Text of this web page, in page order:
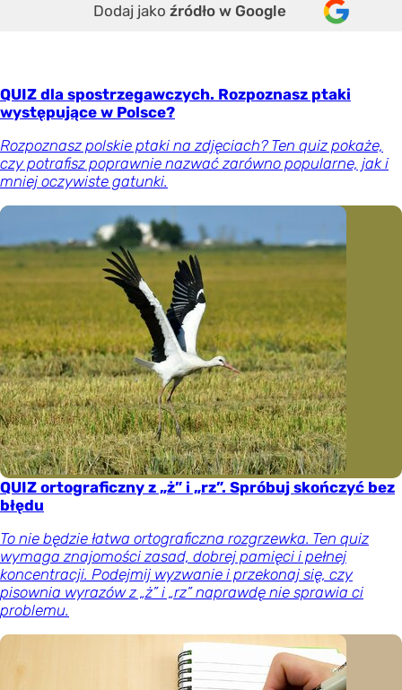
Dodaj jako źródło w Google
QUIZ dla spostrzegawczych. Rozpoznasz ptaki
występujące w Polsce?
Rozpoznasz polskie ptaki na zdjęciach? Ten quiz pokaże,
czy potrafisz poprawnie nazwać zarówno popularne, jak i
mniej oczywiste gatunki.
QUIZ ortograficzny z „ż” i „rz”. Spróbuj skończyć bez
błędu
To nie będzie łatwa ortograficzna rozgrzewka. Ten quiz
wymaga znajomości zasad, dobrej pamięci i pełnej
koncentracji. Podejmij wyzwanie i przekonaj się, czy
pisownia wyrazów z „ż” i „rz” naprawdę nie sprawia ci
problemu.